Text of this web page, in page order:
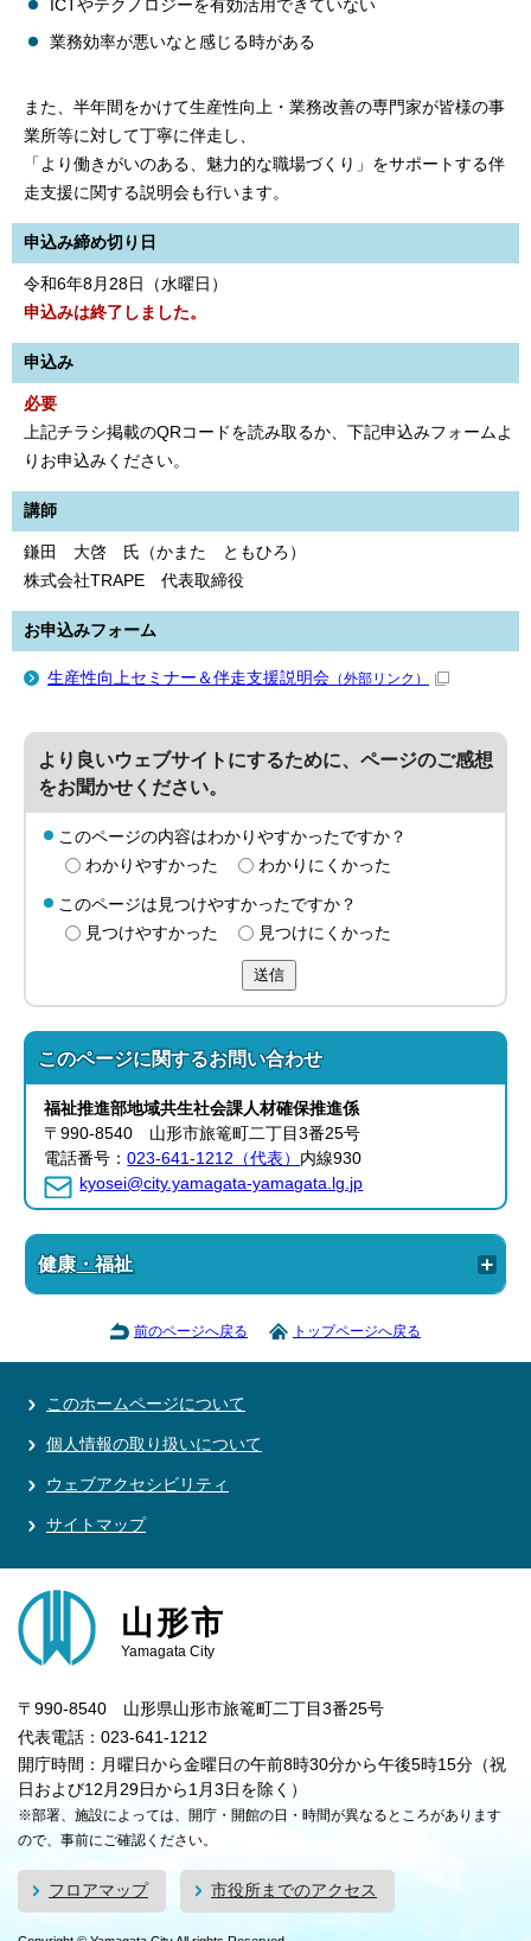
ICTやテクノロジーを有効活用できていない
業務効率が悪いなと感じる時がある
また、半年間をかけて生産性向上・業務改善の専門家が皆様の事
業所等に対して丁寧に伴走し、
「より働きがいのある、魅力的な職場づくり」をサポートする伴
走支援に関する説明会も行います。
申込み締め切り日
令和6年8月28日（水曜日）
申込みは終了しました。
申込み
必要
上記チラシ掲載のQRコードを読み取るか、下記申込みフォームよ
りお申込みください。
講師
鎌田 大啓 氏（かまた ともひろ）
株式会社TRAPE 代表取締役
お申込みフォーム
生産性向上セミナー＆伴走支援説明会 （外部リンク）
より良いウェブサイトにするために、ページのご感想
をお聞かせください。
このページの内容はわかりやすかったですか？
わかりやすかった
わかりにくかった
このページは見つけやすかったですか？
見つけやすかった
見つけにくかった
送信
このページに関するお問い合わせ
福祉推進部地域共生社会課人材確保推進係
〒990-8540 山形市旅篭町二丁目3番25号
電話番号：023-641-1212（代表） 内線930
kyosei@city.yamagata-yamagata.lg.jp
健康・福祉
前のページへ戻る トップページへ戻る
このホームページについて
個人情報の取り扱いについて
ウェブアクセシビリティ
サイトマップ
山形市
Yamagata City
〒990-8540 山形県山形市旅篭町二丁目3番25号
代表電話：023-641-1212
開庁時間：月曜日から金曜日の午前8時30分から午後5時15分（祝
日および12月29日から1月3日を除く）
※部署、施設によっては、開庁・開館の日・時間が異なるところがあります
ので、事前にご確認ください。
フロアマップ 市役所までのアクセス